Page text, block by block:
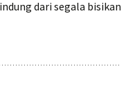
dari segala bisikan